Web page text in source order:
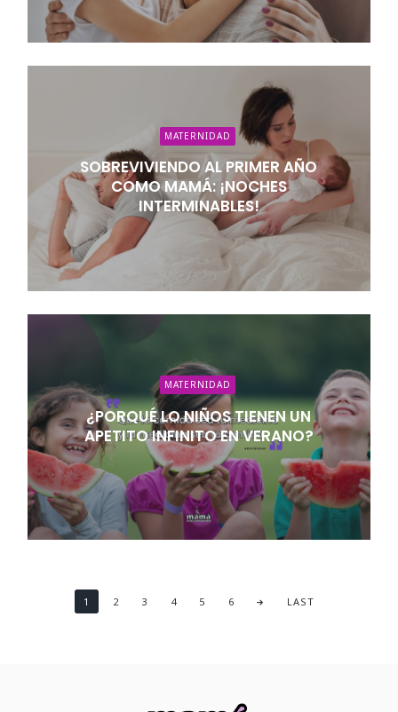
MATERNIDAD
SOBREVIVIENDO AL PRIMER AÑO
COMO MAMÁ: ¡NOCHES
INTERMINABLES!
MATERNIDAD
¿PORQUÉ LO NIÑOS TIENEN UN
APETITO INFINITO EN VERANO?
1 2 3 4 5 6 LAST